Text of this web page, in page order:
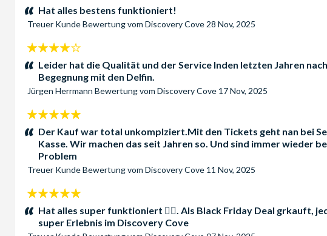
Sterne:
Hat alles bestens funktioniert!
Treuer KundeBewertung vom Discovery Cove 28 Nov, 2025
4
Sterne:Leider hat die Qualität und der Service Inden letzten Jahren
Begegnung mit den Delfin.
Jürgen Herrmann Bewertung vom Discovery Cove 17 Nov, 2025
5
Sterne:Der Kauf war total unkomplziert.Mit den Tickets geht nan bei
Kasse. Wir machen das seit Jahren so. Und sind immer wieder
Problem
Treuer KundeBewertung vom Discovery Cove 11 Nov, 2025
5
Sterne:
Hat alles super funktioniert 👍🏻. Als Black Friday Deal grkauft,
super Erlebnis im Discovery Cove